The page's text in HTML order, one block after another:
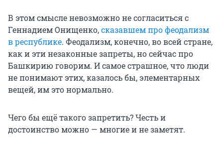
В этом смысле невозможно не согласиться с
Геннадием Онищенко,сказавшем про феодализм
в республике. Феодализм, конечно, во всей стране,
как и эти незаконные запреты, но сейчас про
Башкирию говорим. И самое страшное, что люди
не понимают этих, казалось бы, элементарных
вещей, им это нормально.
Чего бы ещё такого запретить? Честь и
достоинство можно — многие и не заметят.